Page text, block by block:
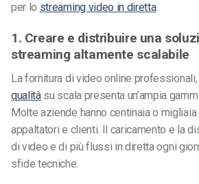
per lo streaming video in diretta.
1. Creare e distribuire una
streaming altamente scalabile
La fornitura di video online professionali,
qualitàsu scala presenta un’ampia
Molte aziende hanno centinaia o
appaltatori e clienti. Il caricamento e la
di video e di più flussi in diretta ogni
sfide tecniche.